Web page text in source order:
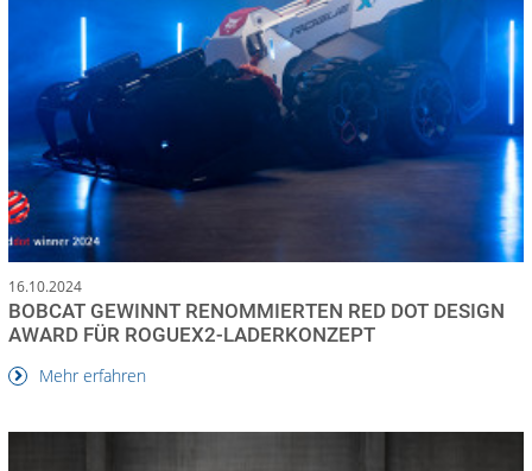
16.10.2024
BOBCAT GEWINNT RENOMMIERTEN RED DOT DESIGN
AWARD FÜR ROGUEX2-LADERKONZEPT
Mehr erfahren